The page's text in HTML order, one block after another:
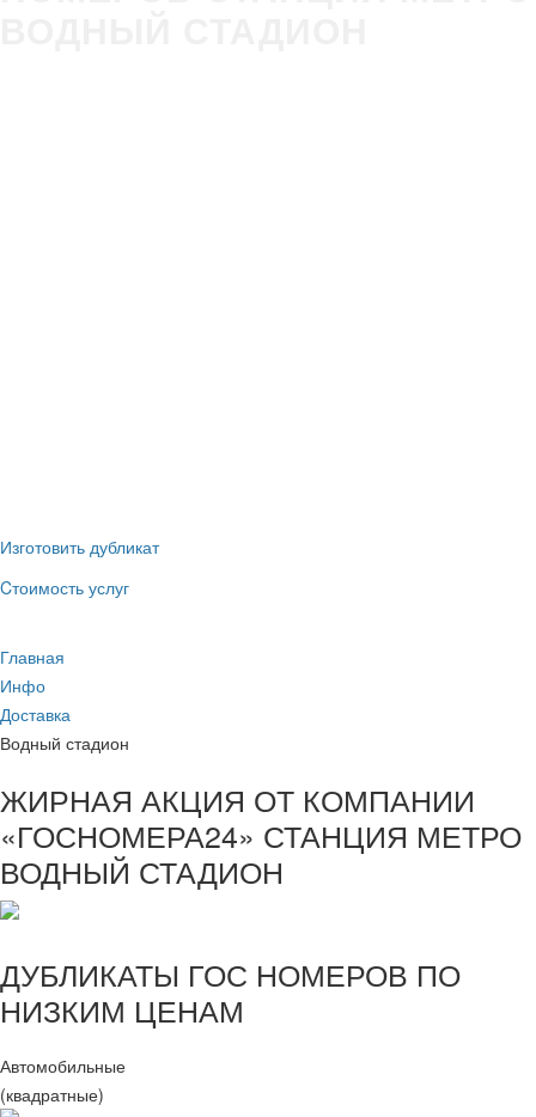
Изготовить дубликат
Cтоимость услуг
Главная
Инфо
Доставка
Водный стадион
ЖИРНАЯ АКЦИЯ ОТ КОМПАНИИ
«ГОСНОМЕРА24» СТАНЦИЯ МЕТРО
ВОДНЫЙ СТАДИОН
ДУБЛИКАТЫ ГОС НОМЕРОВ ПО
НИЗКИМ ЦЕНАМ
Автомобильные
(квадратные)